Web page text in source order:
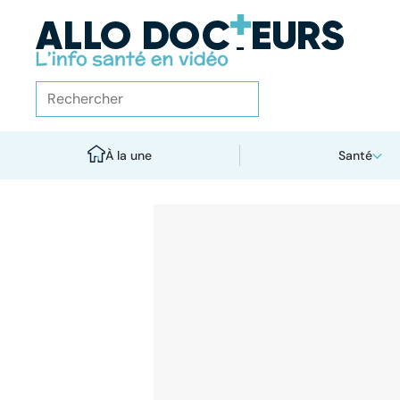
À la une Santé